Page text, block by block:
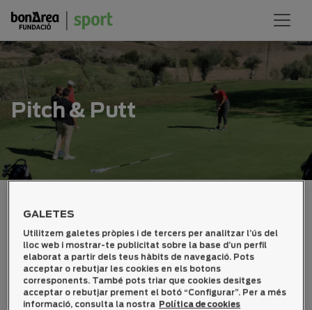
Pitch & Putt
Scratx Femení(Medal - Play)
Nom
30
01
07
03
11
04
02
05
06
06
04
07
09
GALETES
Utilitzem galetes pròpies i de tercers per analitzar l’ús del
lloc web i mostrar-te publicitat sobre la base d’un perfil
elaborat a partir dels teus hàbits de navegació. Pots
acceptar o rebutjar les cookies en els botons
corresponents. També pots triar que cookies desitges
acceptar o rebutjar prement el botó “Configurar”. Per a més
informació, consulta la nostra Política de cookies